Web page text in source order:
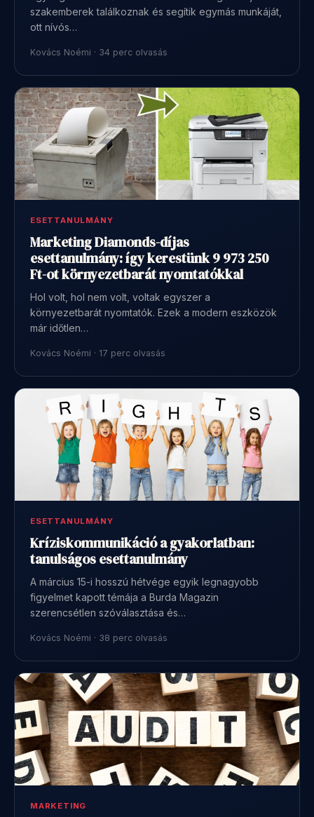
szakemberek találkoznak és segítik egymás munkáját,
ott nívós…
Kovács Noémi · 34 perc olvasás
ESETTANULMÁNY
Marketing Diamonds-díjas
esettanulmány: így kerestünk 9 973 250
Ft-ot környezetbarát nyomtatókkal
Hol volt, hol nem volt, voltak egyszer a
környezetbarát nyomtatók. Ezek a modern eszközök
már időtlen…
Kovács Noémi · 17 perc olvasás
ESETTANULMÁNY
Kríziskommunikáció a gyakorlatban:
tanulságos esettanulmány
A március 15-i hosszú hétvége egyik legnagyobb
figyelmet kapott témája a Burda Magazin
szerencsétlen szóválasztása és…
Kovács Noémi · 38 perc olvasás
MARKETING